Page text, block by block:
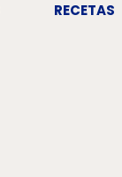
RECETAS